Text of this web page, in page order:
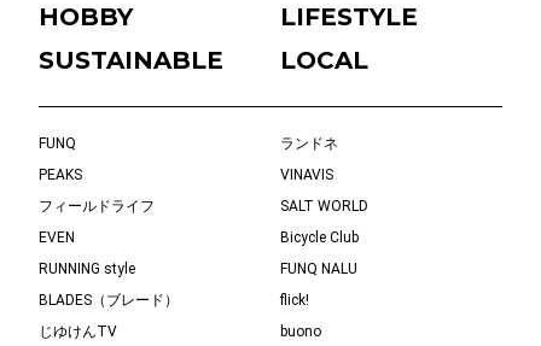
HOBBY
LIFESTYLE
SUSTAINABLE
LOCAL
FUNQ
ランドネ
PEAKS
VINAVIS
フィールドライフ
SALT WORLD
EVEN
Bicycle Club
RUNNING style
FUNQ NALU
BLADES（ブレード）
flick!
じゆけんTV
buono